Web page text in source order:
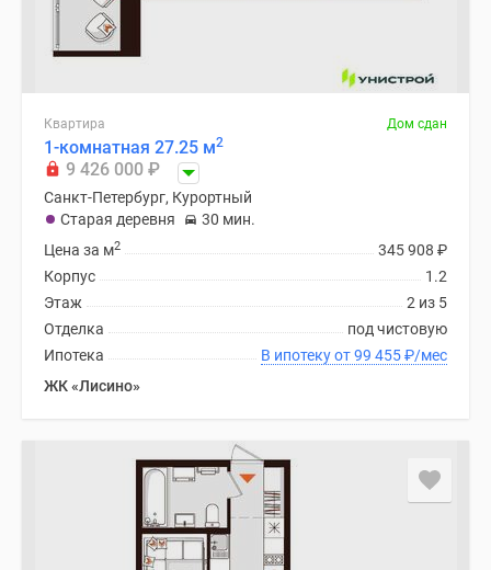
Квартира Дом сдан
1-комнатная 27.25 м2
9 426 000 ₽
Санкт-Петербург, Курортный
Старая деревня
30 мин.
345 908 ₽
Цена за м2
1.2
Корпус
2 из 5
Этаж
под чистовую
Отделка
В ипотеку от 99 455₽/мес
Ипотека
ЖК «Лисино»